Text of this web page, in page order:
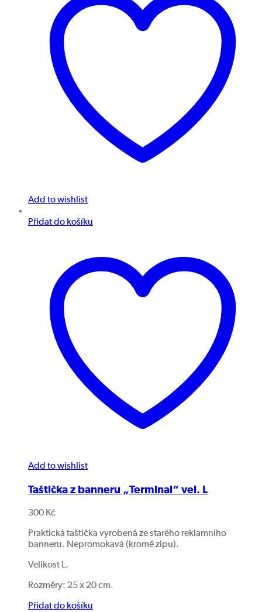
Add to wishlist
Přidat do košíku
Add to wishlist
Taštička z banneru „Terminal“ vel. L
300 Kč
Praktická taštička vyrobená ze starého reklamního
banneru. Nepromokavá (kromě zipu).
Velikost L.
Rozměry: 25 x 20 cm.
Přidat do košíku